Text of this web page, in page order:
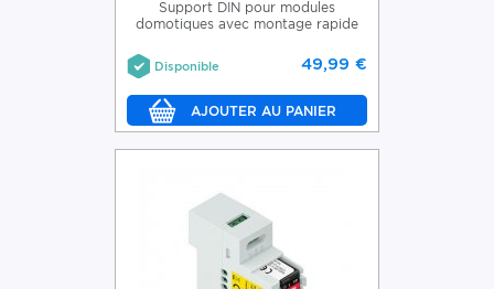
Support DIN pour modules
domotiques avec montage rapide
49,99 €
Disponible